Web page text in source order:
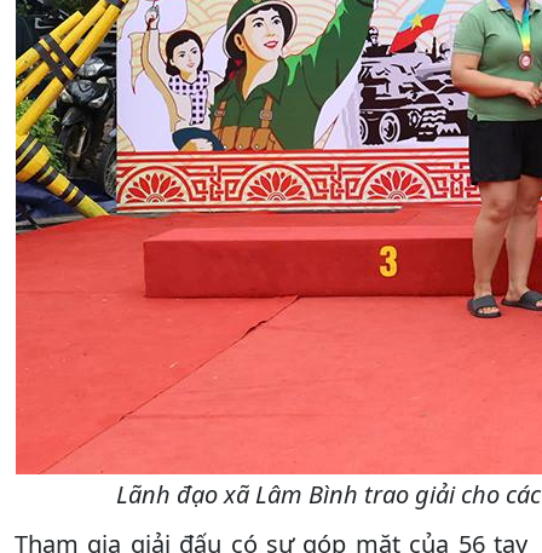
Lãnh đạo xã Lâm Bình trao giải cho
Tham gia giải đấu có sự góp mặt của 56 tay